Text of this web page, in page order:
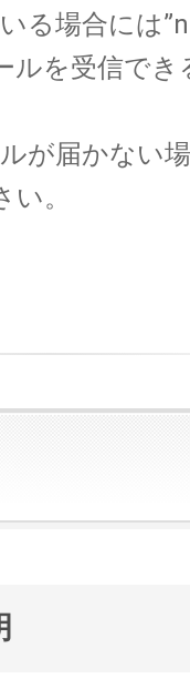
る場合には
ルを受信で
が届かない
。